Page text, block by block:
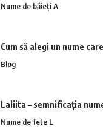
Nume de băieți A
Cum să alegi un nume
Blog
Laliita – semnificația
Nume de fete L